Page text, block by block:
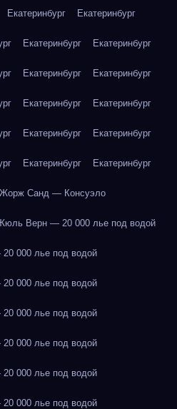
Екатеринбург Екатеринбург
Екатеринбург Екатеринбург
Екатеринбург Екатеринбург
Екатеринбург Екатеринбург
Екатеринбург Екатеринбург
Екатеринбург Екатеринбург
Жорж Санд — Консуэло
Верн — 20 000 лье под водой
000 лье под водой
000 лье под водой
000 лье под водой
000 лье под водой
000 лье под водой
000 лье под водой